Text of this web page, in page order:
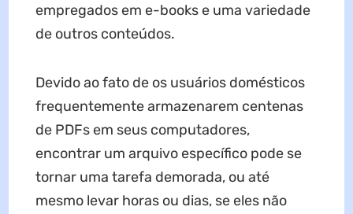
empregados em e-books e uma variedade
de outros conteúdos.
Devido ao fato de os usuários domésticos
frequentemente armazenarem centenas
de PDFs em seus computadores,
encontrar um arquivo específico pode se
tornar uma tarefa demorada, ou até
mesmo levar horas ou dias, se eles não